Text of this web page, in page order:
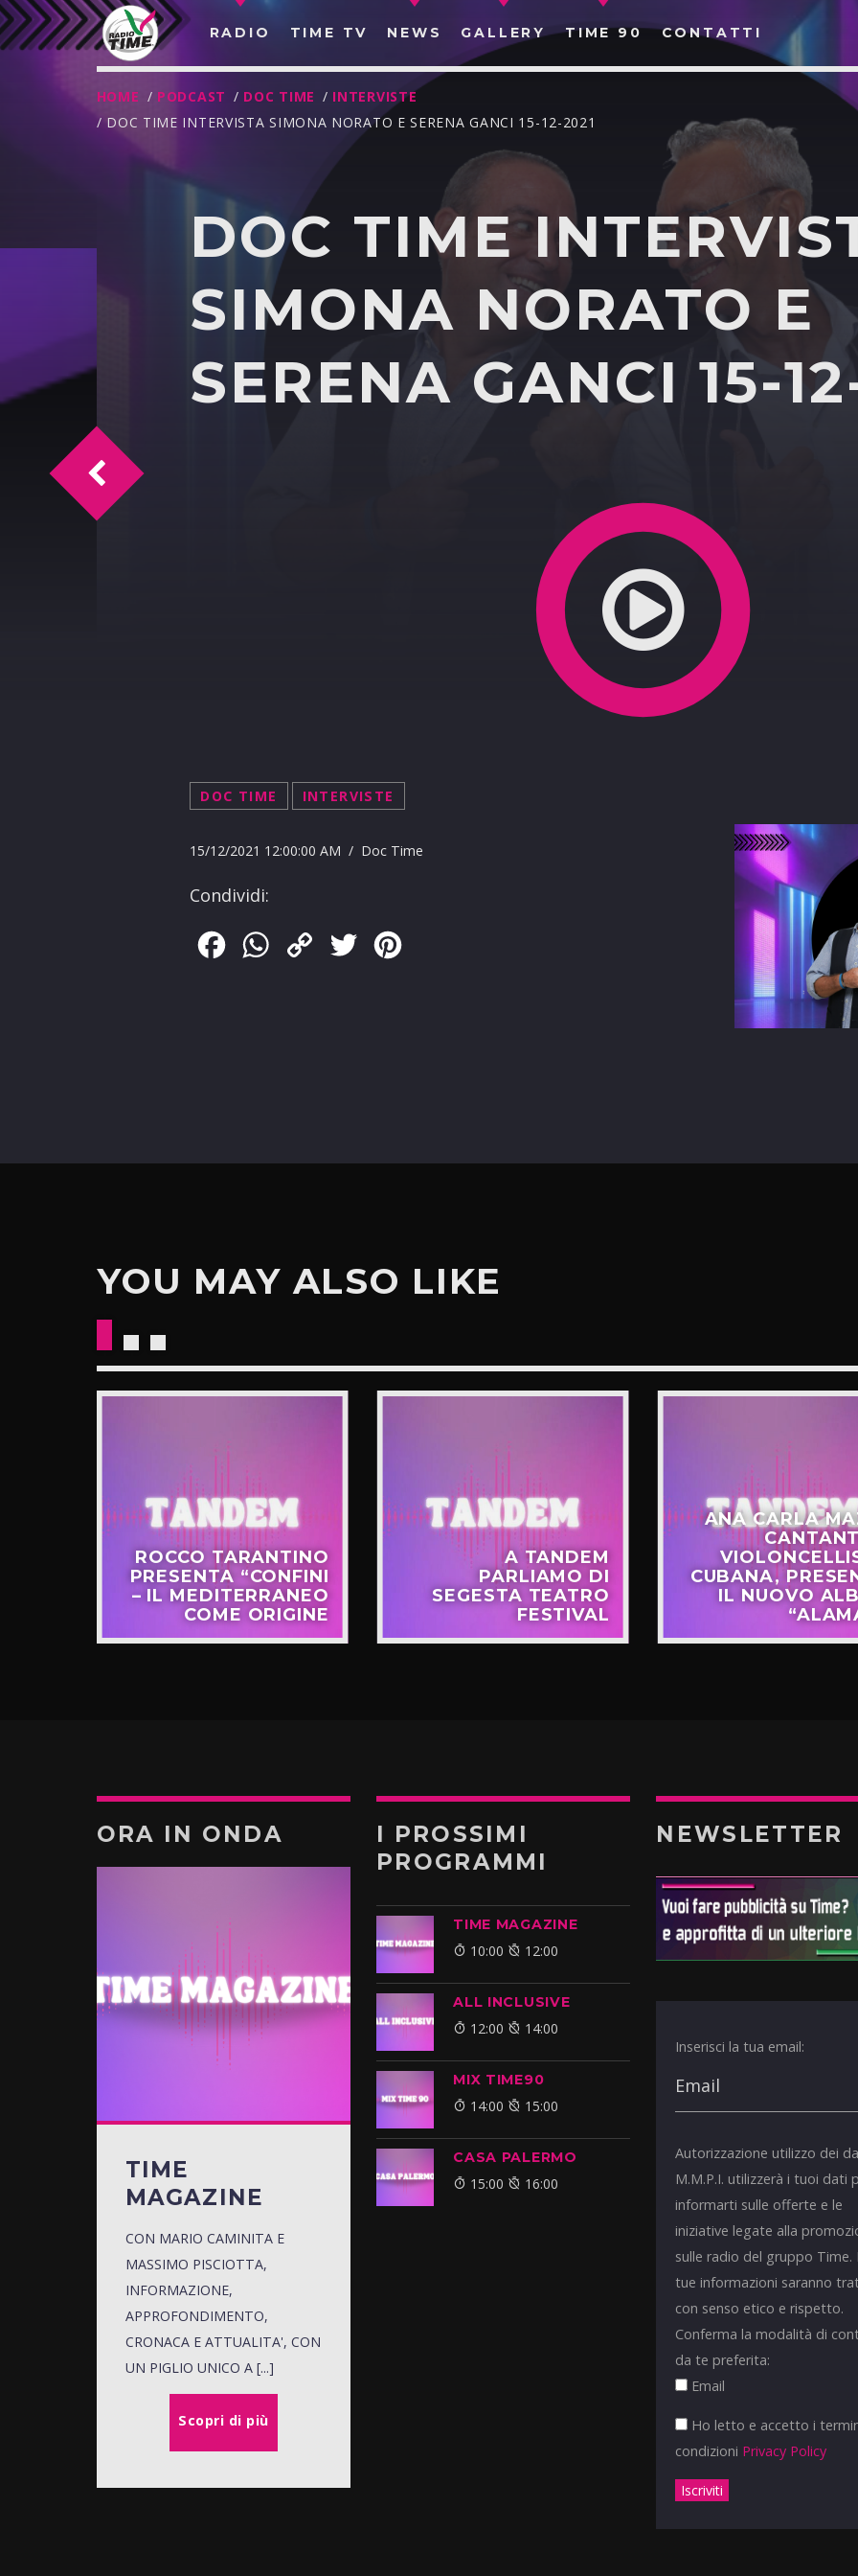
RADIO TIME TV NEWS GALLERY TIME 90 CONTATTI
CERCA NEL SITO WEB:
HOME / PODCAST / DOC TIME / INTERVISTE
/ DOC TIME INTERVISTA SIMONA NORATO E SERENA GANCI 15-12-2021
DOC TIME
SIMONA NORATO E
SERENA GANCI 15-
DOC TIME INTERVISTE
15/12/2021 12:00:00 AM / Doc Time
Condividi:
FacebookWhatsApp
Copy
Twitter
Doc Time intervista Martin Arcobasso 15-12-2021
YOU MAY ALSO LIKE
ROCCO TARANTINO
PRESENTA “CONFINI
– IL MEDITERRANEO
COME ORIGINE
A TANDEM
PARLIAMO DI
SEGESTA TEATRO
FESTIVAL
ANA CARLA
CUBANA,
IL NUOVO
ORA IN ONDA
TIME
MAGAZINE
CON MARIO CAMINITA E
MASSIMO PISCIOTTA,
INFORMAZIONE,
APPROFONDIMENTO,
CRONACA E ATTUALITA', CON
UN PIGLIO UNICO A [...]
Scopri di più
I PROSSIMI
PROGRAMMI
TIME MAGAZINE
10:00 12:00
ALL INCLUSIVE
12:00 14:00
MIX TIME90
14:00 15:00
CASA PALERMO
15:00 16:00
NEWSLETTER
Inserisci la tua email:
Autorizzazione utilizzo dei
M.M.P.I. utilizzerà i tuoi dati
informarti sulle offerte e le
iniziative legate alla
sulle radio del gruppo Time.
tue informazioni saranno
con senso etico e rispetto.
Conferma la modalità di
da te preferita:
Email
Ho letto e accetto i
condizioni Privacy Policy